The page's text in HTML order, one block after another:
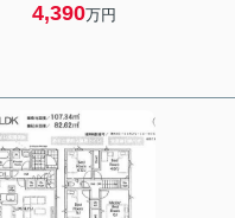
4,390万円